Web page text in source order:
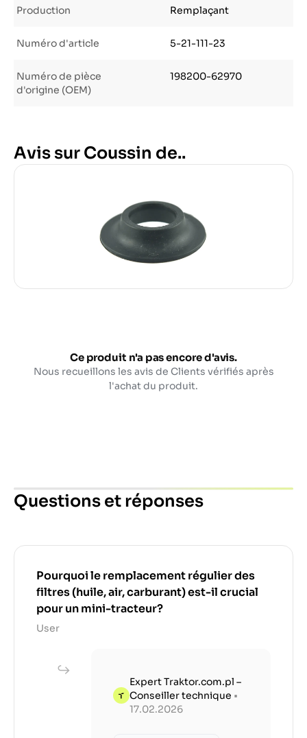
Production Remplaçant
Numéro d'article 5-21-111-23
Numéro de pièce
d'origine (OEM)
198200-62970
Avis sur Coussin de..
Ce produit n'a pas encore d'avis.
Nous recueillons les avis de Clients vérifiés après
l'achat du produit.
Questions et réponses
Pourquoi le remplacement régulier des
filtres (huile, air, carburant) est-il crucial
pour un mini-tracteur?
User
Expert Traktor.com.pl –
Conseiller technique •
17.02.2026